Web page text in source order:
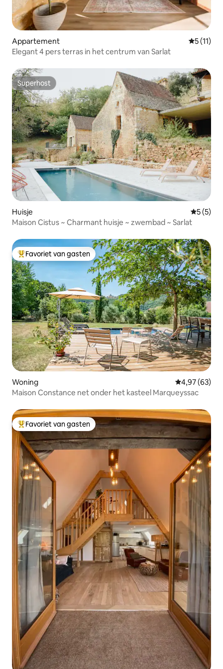
Appartement
5 (11)
Elegant 4 pers terras in het centrum van Sarlat
Superhost
Superhost
Huisje
5 (5)
Maison Cistus ~ Charmant huisje ~ zwembad ~ Sarlat
Topfavoriet van gasten
Favoriet van gasten
Woning Gemiddelde
4,97 (63)
Maison Constance net onder het kasteel Marqueyssac
Topfavoriet van gasten
Favoriet van gasten